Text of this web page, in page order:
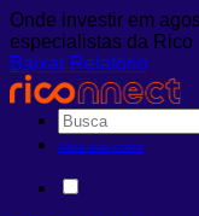
Onde investir em
especialistas da Rico
Baixar Relatório
Abra sua conta